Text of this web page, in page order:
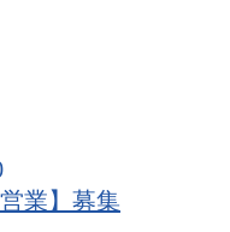
業】募集